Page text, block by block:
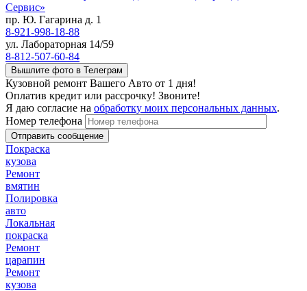
пр. Ю. Гагарина д. 1
8-921-998-18-88
ул. Лабораторная 14/59
8-812-507-60-84
Вышлите фото в Телеграм
Кузовной ремонт Вашего Авто от 1 дня!
Оплатив кредит или рассрочку! Звоните!
Я даю согласие на обработку моих персональных данных.
Номер телефона
Покраска
кузова
Ремонт
вмятин
Полировка
авто
Локальная
покраска
Ремонт
царапин
Ремонт
кузова